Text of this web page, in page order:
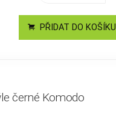
PŘIDAT DO KOŠÍKU
černé Komodo